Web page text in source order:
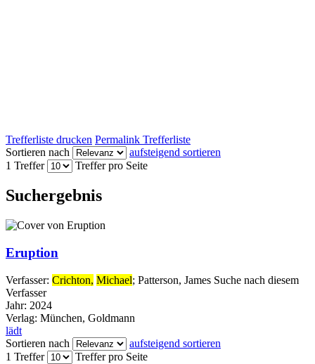
Trefferliste drucken Permalink Trefferliste
Sortieren nach
aufsteigend sortieren
1 Treffer
Treffer pro Seite
Suchergebnis
Eruption
Verfasser: Crichton, Michael; Patterson, James Suche nach diesem
Verfasser
Jahr: 2024
Verlag: München, Goldmann
lädt
Sortieren nach
aufsteigend sortieren
1 Treffer
Treffer pro Seite